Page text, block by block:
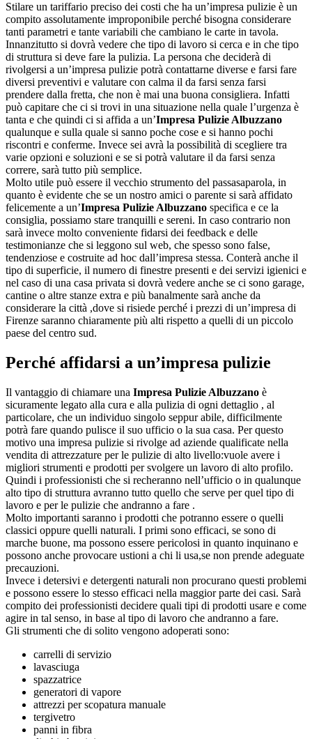
Stilare un tariffario preciso dei costi che ha un’impresa pulizie è un
compito assolutamente improponibile perché bisogna considerare
tanti parametri e tante variabili che cambiano le carte in tavola.
Innanzitutto si dovrà vedere che tipo di lavoro si cerca e in che tipo
di struttura si deve fare la pulizia. La persona che deciderà di
rivolgersi a un’impresa pulizie potrà contattarne diverse e farsi fare
diversi preventivi e valutare con calma il da farsi senza farsi
prendere dalla fretta, che non è mai una buona consigliera. Infatti
può capitare che ci si trovi in una situazione nella quale l’urgenza è
tanta e che quindi ci si affida a un’Impresa Pulizie Albuzzano
qualunque e sulla quale si sanno poche cose e si hanno pochi
riscontri e conferme. Invece sei avrà la possibilità di scegliere tra
varie opzioni e soluzioni e se si potrà valutare il da farsi senza
correre, sarà tutto più semplice.
Molto utile può essere il vecchio strumento del passasaparola, in
quanto è evidente che se un nostro amici o parente si sarà affidato
felicemente a un’Impresa Pulizie Albuzzano specifica e ce la
consiglia, possiamo stare tranquilli e sereni. In caso contrario non
sarà invece molto conveniente fidarsi dei feedback e delle
testimonianze che si leggono sul web, che spesso sono false,
tendenziose e costruite ad hoc dall’impresa stessa. Conterà anche il
tipo di superficie, il numero di finestre presenti e dei servizi igienici e
nel caso di una casa privata si dovrà vedere anche se ci sono garage,
cantine o altre stanze extra e più banalmente sarà anche da
considerare la città ,dove si risiede perché i prezzi di un’impresa di
Firenze saranno chiaramente più alti rispetto a quelli di un piccolo
paese del centro sud.
Perché affidarsi a un’impresa pulizie
Il vantaggio di chiamare una Impresa Pulizie Albuzzano è
sicuramente legato alla cura e alla pulizia di ogni dettaglio , al
particolare, che un individuo singolo seppur abile, difficilmente
potrà fare quando pulisce il suo ufficio o la sua casa. Per questo
motivo una impresa pulizie si rivolge ad aziende qualificate nella
vendita di attrezzature per le pulizie di alto livello:vuole avere i
migliori strumenti e prodotti per svolgere un lavoro di alto profilo.
Quindi i professionisti che si recheranno nell’ufficio o in qualunque
alto tipo di struttura avranno tutto quello che serve per quel tipo di
lavoro e per le pulizie che andranno a fare .
Molto importanti saranno i prodotti che potranno essere o quelli
classici oppure quelli naturali. I primi sono efficaci, se sono di
marche buone, ma possono essere pericolosi in quanto inquinano e
possono anche provocare ustioni a chi li usa,se non prende adeguate
precauzioni.
Invece i detersivi e detergenti naturali non procurano questi problemi
e possono essere lo stesso efficaci nella maggior parte dei casi. Sarà
compito dei professionisti decidere quali tipi di prodotti usare e come
agire in tal senso, in base al tipo di lavoro che andranno a fare.
Gli strumenti che di solito vengono adoperati sono:
carrelli di servizio
lavasciuga
spazzatrice
generatori di vapore
attrezzi per scopatura manuale
tergivetro
panni in fibra